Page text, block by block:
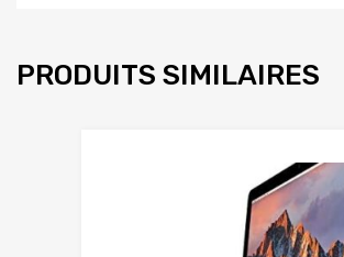
PRODUITS SIMILAIRES